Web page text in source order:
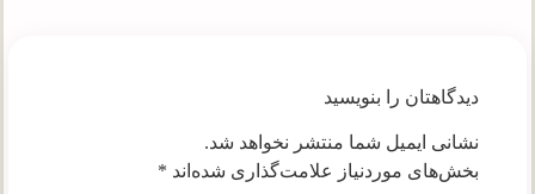
دیدگاهتان را بنویسید
نشانی ایمیل شما منتشر نخواهد شد.
بخش‌های موردنیاز علامت‌گذاری شده‌اند *